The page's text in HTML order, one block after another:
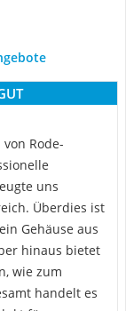
Rode-
uns
Überdies ist
Gehäuse aus
hinaus bietet
wie zum
handelt es